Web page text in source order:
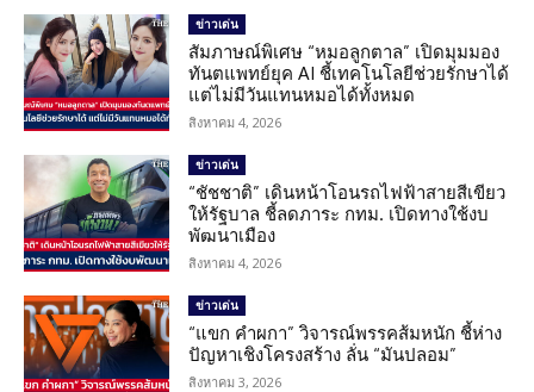
ข่าวเด่น
สัมภาษณ์พิเศษ “หมอลูกตาล” เปิดมุมมอง
ทันตแพทย์ยุค AI ชี้เทคโนโลยีช่วยรักษาได้
แต่ไม่มีวันแทนหมอได้ทั้งหมด
สิงหาคม 4, 2026
ข่าวเด่น
“ชัชชาติ” เดินหน้าโอนรถไฟฟ้าสายสีเขียว
ให้รัฐบาล ชี้ลดภาระ กทม. เปิดทางใช้งบ
พัฒนาเมือง
สิงหาคม 4, 2026
ข่าวเด่น
“แขก คำผกา” วิจารณ์พรรคส้มหนัก ชี้ห่าง
ปัญหาเชิงโครงสร้าง ลั่น “มันปลอม”
สิงหาคม 3, 2026